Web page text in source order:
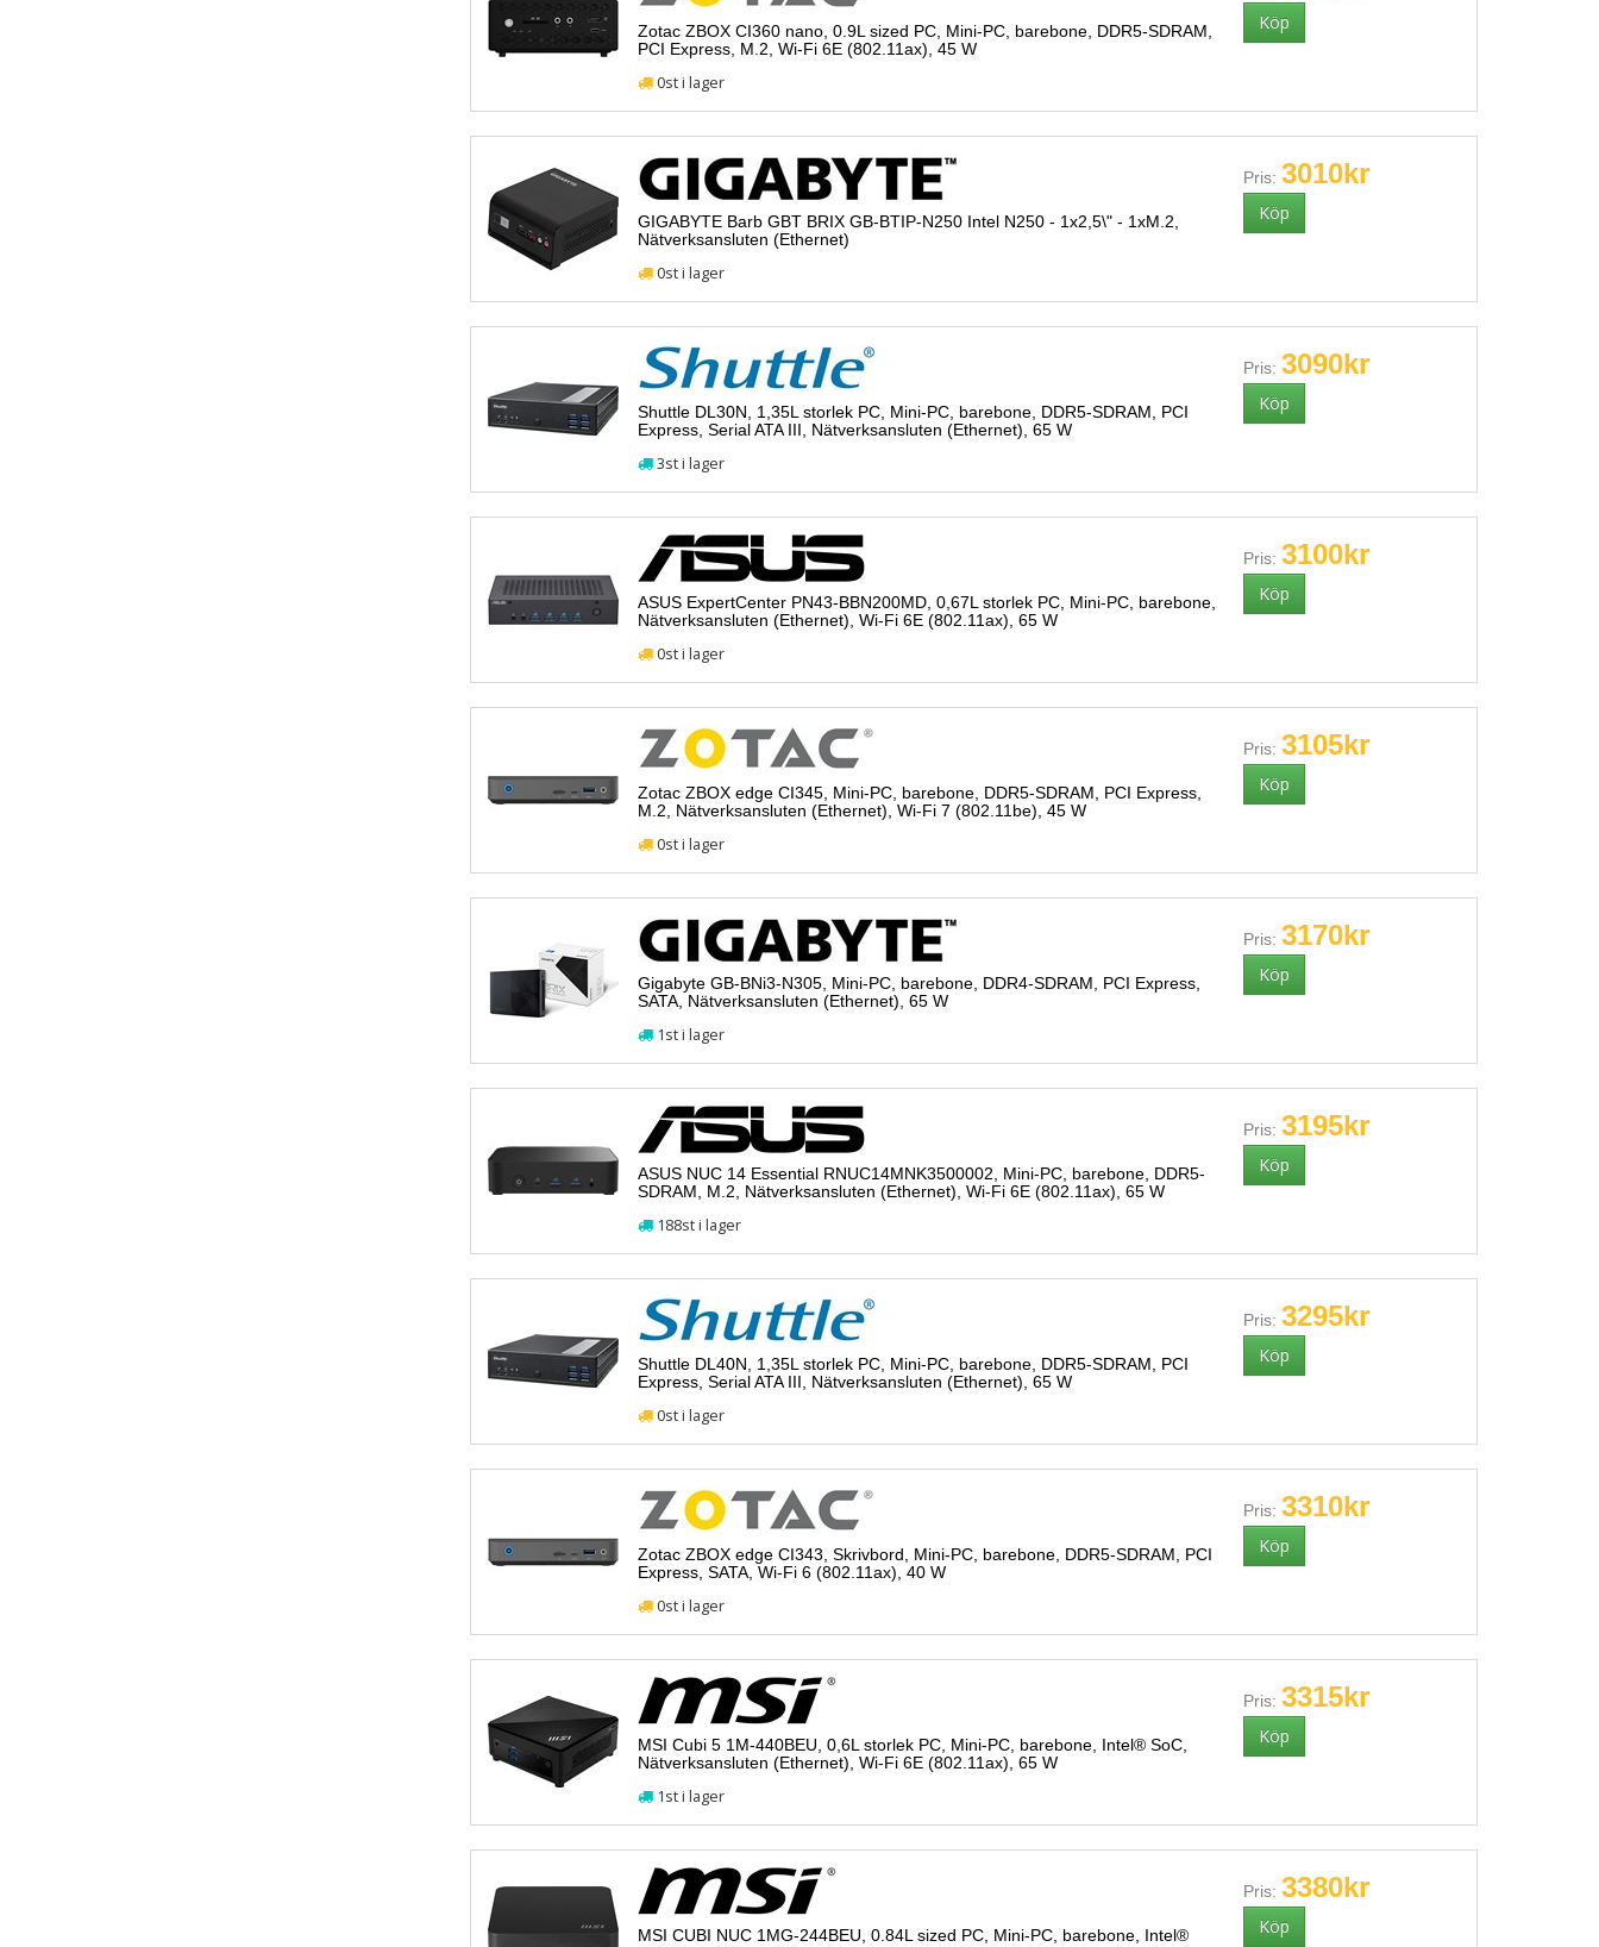
Zotac ZBOX CI360 nano, 0.9L sized PC, Mini-PC, barebone, DDR5-SDRAM,
PCI Express, M.2, Wi-Fi 6E (802.11ax), 45 W
0st i lager
GIGABYTE Barb GBT BRIX GB-BTIP-N250 Intel N250 - 1x2,5\" - 1xM.2,
Nätverksansluten (Ethernet)
0st i lager
Pris: 3010kr
Shuttle DL30N, 1,35L storlek PC, Mini-PC, barebone, DDR5-SDRAM, PCI
Express, Serial ATA III, Nätverksansluten (Ethernet), 65 W
3st i lager
Pris: 3090kr
ASUS ExpertCenter PN43-BBN200MD, 0,67L storlek PC, Mini-PC, barebone,
Nätverksansluten (Ethernet), Wi-Fi 6E (802.11ax), 65 W
0st i lager
Pris: 3100kr
Zotac ZBOX edge CI345, Mini-PC, barebone, DDR5-SDRAM, PCI Express,
M.2, Nätverksansluten (Ethernet), Wi-Fi 7 (802.11be), 45 W
0st i lager
Pris: 3105kr
Gigabyte GB-BNi3-N305, Mini-PC, barebone, DDR4-SDRAM, PCI Express,
SATA, Nätverksansluten (Ethernet), 65 W
1st i lager
Pris: 3170kr
ASUS NUC 14 Essential RNUC14MNK3500002, Mini-PC, barebone, DDR5-
SDRAM, M.2, Nätverksansluten (Ethernet), Wi-Fi 6E (802.11ax), 65 W
188st i lager
Pris: 3195kr
Shuttle DL40N, 1,35L storlek PC, Mini-PC, barebone, DDR5-SDRAM, PCI
Express, Serial ATA III, Nätverksansluten (Ethernet), 65 W
0st i lager
Pris: 3295kr
Zotac ZBOX edge CI343, Skrivbord, Mini-PC, barebone, DDR5-SDRAM, PCI
Express, SATA, Wi-Fi 6 (802.11ax), 40 W
0st i lager
Pris: 3310kr
MSI Cubi 5 1M-440BEU, 0,6L storlek PC, Mini-PC, barebone, Intel® SoC,
Nätverksansluten (Ethernet), Wi-Fi 6E (802.11ax), 65 W
1st i lager
Pris: 3315kr
MSI CUBI NUC 1MG-244BEU, 0.84L sized PC, Mini-PC, barebone, Intel®
Pris: 3380kr